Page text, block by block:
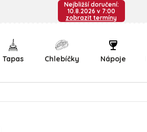
Nejbližší doručení:
10.8.2026 v 7:00
zobrazit termíny
Tapas Chlebíčky Nápoje